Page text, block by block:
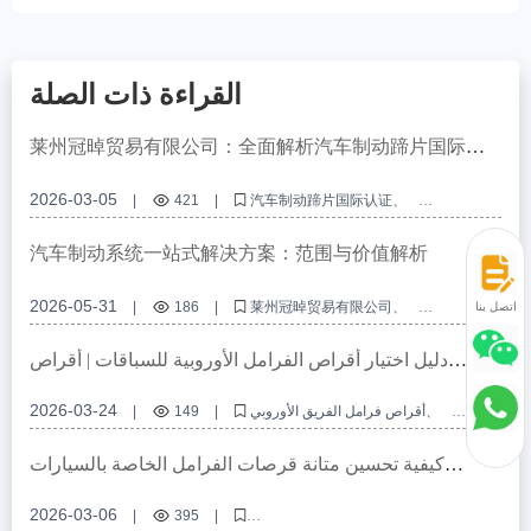
القراءة ذات الصلة
莱州冠晫贸易有限公司：全面解析汽车制动蹄片国际认
2026-03-05 | 421 |
汽车制动蹄片国际认证
VCA COP审核
EMARK认证技术要求
制动系统质量管理
汽车制动性能保障
汽车制动系统一站式解决方案：范围与价值解析
2026-05-31 | 186 |
莱州冠晫贸易有限公司
汽车制动系统
一站式解决方案 B2B采购 刹车盘刹车片
دليل اختيار أقراص الفرامل الأوروبية للسباقات | أقراص
MAN/Scania
2026-03-24 | 149 |
أقراص فرامل الفريق الأوروبي
أقراص فرامل معتمدة من CE
أقراص فرامل المركبات التجارية الأوروبية
أقراص فرامل مصنعة بدقة
أقراص فرامل مقاومة لدرجات الحرارة العالية
كيفية تحسين متانة قرصات الفرامل الخاصة بالسيارات
المعالجة الحرارية -莱州冠晫贸易有限公司
2026-03-06 | 395
|
اتصل بنا